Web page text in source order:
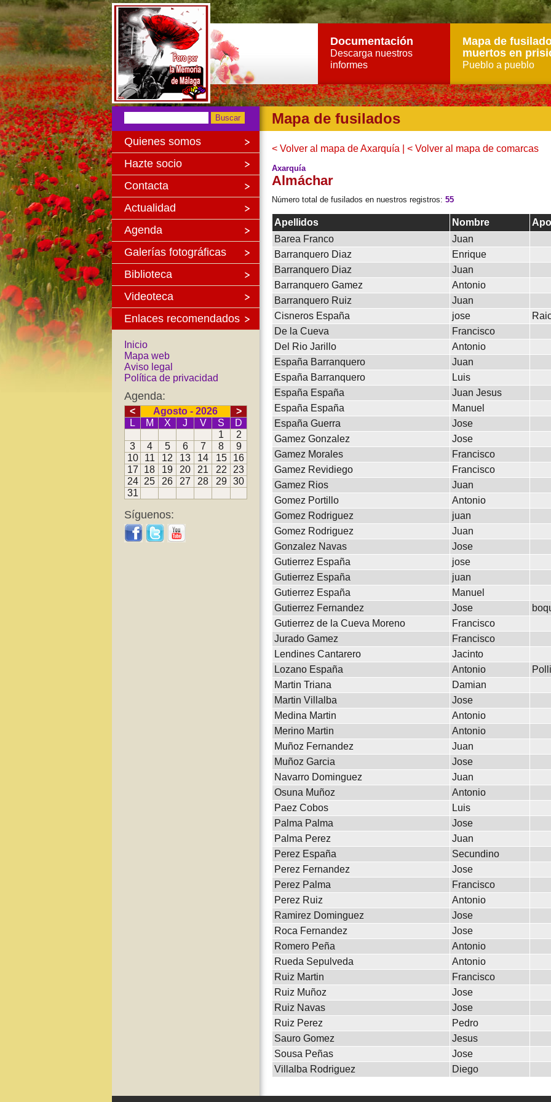
Documentación
Descarga nuestros
informes
Mapa de
muertos en
Pueblo a pueblo
Quienes somos
Hazte socio
Contacta
Actualidad
Agenda
Galerías fotográficas
Biblioteca
Videoteca
Enlaces recomendados
Inicio
Mapa web
Aviso legal
Política de privacidad
Agenda:
< Agosto - 2026
>
L
M X J V S
D
1
2
3
4 5 6 7 8
9
10
11 12 13 14 15
16
17
18 19 20 21 22
23
24
25 26 27 28 29
30
31
Síguenos:
Mapa de fusilados
< Volver al mapa de Axarquía < Volver al mapa de comarcas
Axarquía
Almáchar
Número total de fusilados en nuestros registros: 55
Apellidos Nombre
Barea Franco
Juan
Barranquero Diaz
Enrique
Barranquero Diaz
Juan
Barranquero Gamez
Antonio
Barranquero Ruiz
Juan
Cisneros España
jose
De la Cueva
Francisco
Del Rio Jarillo
Antonio
España Barranquero
Juan
España Barranquero
Luis
España España
Juan Jesus
España España
Manuel
España Guerra
Jose
Gamez Gonzalez
Jose
Gamez Morales
Francisco
Gamez Revidiego
Francisco
Gamez Rios
Juan
Gomez Portillo
Antonio
Gomez Rodriguez
juan
Gomez Rodriguez
Juan
Gonzalez Navas
Jose
Gutierrez España
jose
Gutierrez España
juan
Gutierrez España
Manuel
Gutierrez Fernandez
Jose
Gutierrez de la Cueva Moreno
Francisco
Jurado Gamez
Francisco
Lendines Cantarero
Jacinto
Lozano España
Antonio
Martin Triana
Damian
Martin Villalba
Jose
Medina Martin
Antonio
Merino Martin
Antonio
Muñoz Fernandez
Juan
Muñoz Garcia
Jose
Navarro Dominguez
Juan
Osuna Muñoz
Antonio
Paez Cobos
Luis
Palma Palma
Jose
Palma Perez
Juan
Perez España
Secundino
Perez Fernandez
Jose
Perez Palma
Francisco
Perez Ruiz
Antonio
Ramirez Dominguez
Jose
Roca Fernandez
Jose
Romero Peña
Antonio
Rueda Sepulveda
Antonio
Ruiz Martin
Francisco
Ruiz Muñoz
Jose
Ruiz Navas
Jose
Ruiz Perez
Pedro
Sauro Gomez
Jesus
Sousa Peñas
Jose
Villalba Rodriguez
Diego